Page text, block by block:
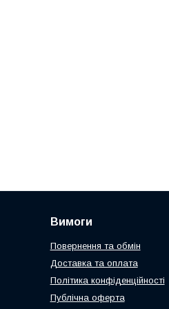
Вимоги
Повернення та обмін
Доставка та оплата
Політика конфіденційності
Публічна оферта